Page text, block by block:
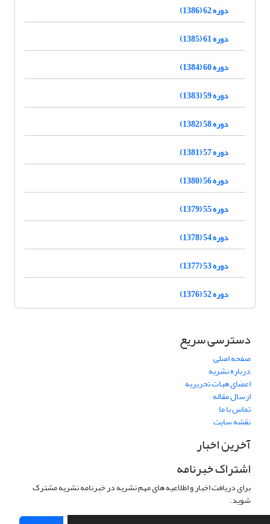
دوره 62 (1386)
دوره 61 (1385)
دوره 60 (1384)
دوره 59 (1383)
دوره 58 (1382)
دوره 57 (1381)
دوره 56 (1380)
دوره 55 (1379)
دوره 54 (1378)
دوره 53 (1377)
دوره 52 (1376)
دسترسی سریع
صفحه اصلی
درباره نشریه
اعضای هیات تحریریه
ارسال مقاله
تماس با ما
نقشه سایت
آخرین اخبار
اشتراک خبرنامه
برای دریافت اخبار و اطلاعیه های مهم نشریه در خبرنامه نشریه مشترک
شوید.